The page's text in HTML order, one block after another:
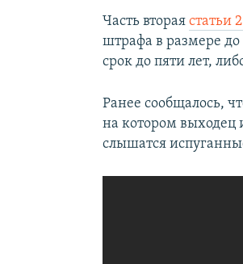
Часть втораястатьи
штрафа в размере
срок до пяти лет,
Ранее сообщалось,
на котором выходец
слышатся